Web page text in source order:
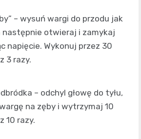
– wysuń wargi do przodu jak
następnie otwieraj i zamykaj
napięcie. Wykonuj przez 30
3 razy.
– odchyl głowę do tyłu,
na zęby i wytrzymaj 10
10 razy.